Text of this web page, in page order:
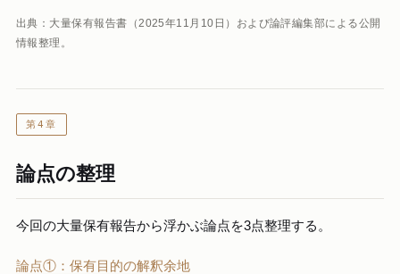
出典：大量保有報告書（2025年11月10日）および論評編集部による公開
情報整理。
第4章
論点の整理
今回の大量保有報告から浮かぶ論点を3点整理する。
論点①：保有目的の解釈余地